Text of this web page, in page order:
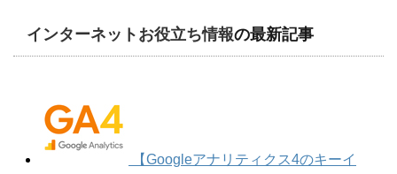
インターネットお役立ち情報の最新記事
【Googleアナリティクス4のキーイ